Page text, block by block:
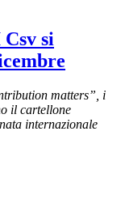
si
matters”, i
il cartellone
internazionale